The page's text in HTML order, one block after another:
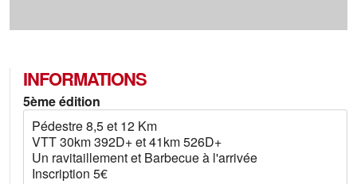
INFORMATIONS
5ème édition
Pédestre 8,5 et 12 Km
VTT 30km 392D+ et 41km 526D+
Un ravitaillement et Barbecue à l'arrivée
Inscription 5€